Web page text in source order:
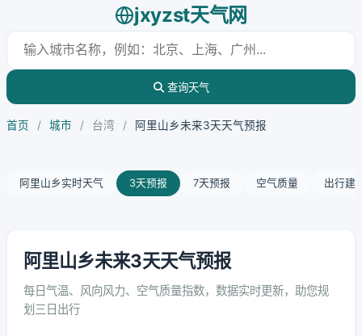
jxyzst天气网
查询天气
首页 / 城市 / 台湾 / 阿里山乡未来3天天气预报
阿里山乡实时天气 3天预报 7天预报 空气质量 出行建
阿里山乡未来3天天气预报
每日气温、风向风力、空气质量指数，数据实时更新，助您规
划三日出行